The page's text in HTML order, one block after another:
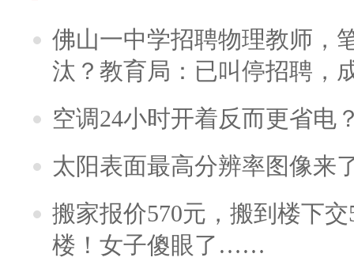
佛山一中学招聘物理教师，
汰？教育局：已叫停招聘，
空调24小时开着反而更省电
太阳表面最高分辨率图像来
搬家报价570元，搬到楼下
楼！女子傻眼了……